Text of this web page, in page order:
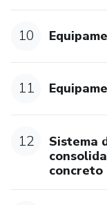
10
11
12
Sistema
concreto